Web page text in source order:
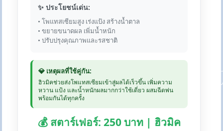
✨ ประโยชน์เด่น:
• โพแทสเซียมสูง เร่งแป้ง สร้างน้ำตาล
• ขยายขนาดผล เพิ่มน้ำหนัก
• ปรับปรุงคุณภาพและรสชาติ
💎 เหตุผลที่ใช้คู่กัน:
ฮิวมิคช่วยส่งโพแทสเซียมเข้าสู่ผลได้เร็วขึ้น เพิ่มความ
หวาน แป้ง และน้ำหนักผลมากกว่าใช้เดี่ยว ผสมฉีดพ่น
พร้อมกันได้ทุกครั้ง
💰 สตาร์เฟอร์: 250 บาท | ฮิวมิค